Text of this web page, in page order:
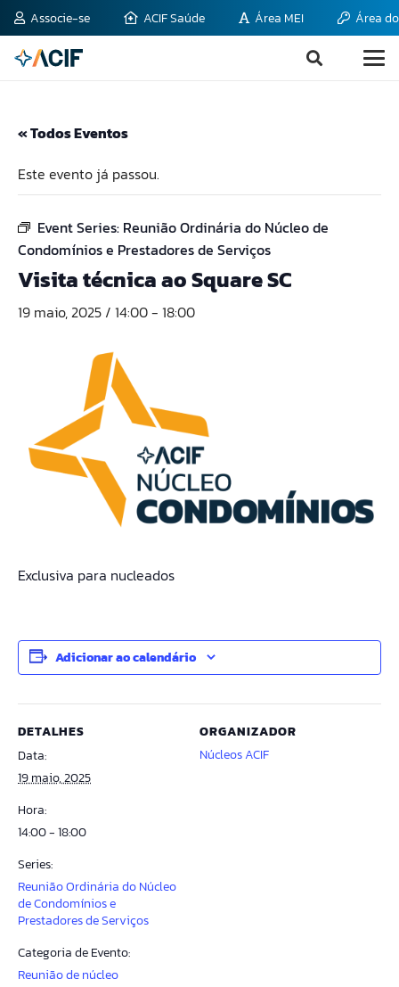
Associe-se ACIF Saúde Área MEI Área
« Todos Eventos
Este evento já passou.
Event Series: Reunião Ordinária do Núcleo de
Condomínios e Prestadores de Serviços
Visita técnica ao Square SC
19 maio, 2025 / 14:00- 18:00
Exclusiva para nucleados
Adicionar ao calendário
DETALHES
Data:
19 maio, 2025
Hora:
14:00 - 18:00
Series:
Reunião Ordinária do Núcleo
de Condomínios e
Prestadores de Serviços
Categoria de Evento:
Reunião de núcleo
ORGANIZADOR
Núcleos ACIF